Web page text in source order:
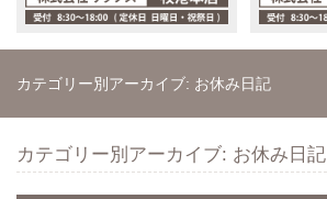
カテゴリー別アーカイブ: お休み日記
カテゴリー別アーカイブ: お休み日記